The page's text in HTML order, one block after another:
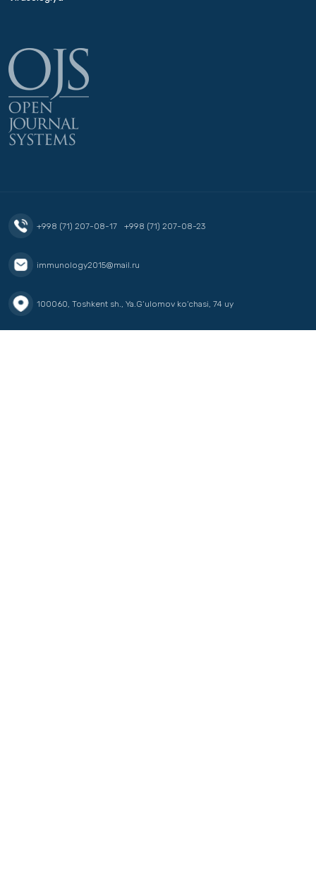
+998 (71) 207-08-17 +998 (71) 207-08-23
immunology2015@mail.ru
100060, Toshkent sh., Ya.G‘ulomov ko‘chasi, 74 uy